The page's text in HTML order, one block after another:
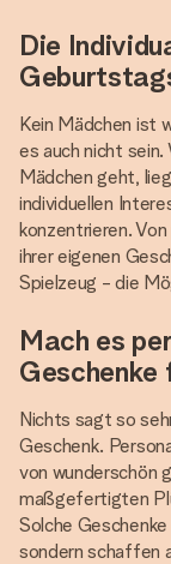
Die
Kein Mädchen ist
es auch nicht
Mädchen geht,
individuellen
konzentrieren.
ihrer eigenen
Spielzeug - die
Mach es
Geschenke
Nichts sagt so
Geschenk.
von wunderschön
maßgefertigten
Solche
sondern schaffen